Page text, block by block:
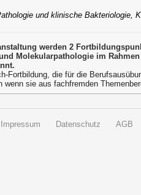
und klinische Bakteriologie,
werden 2
Molekularpathologie im
Fortbildung, die für die
wenn sie aus fachfremden
Impressum Datenschutz AGB